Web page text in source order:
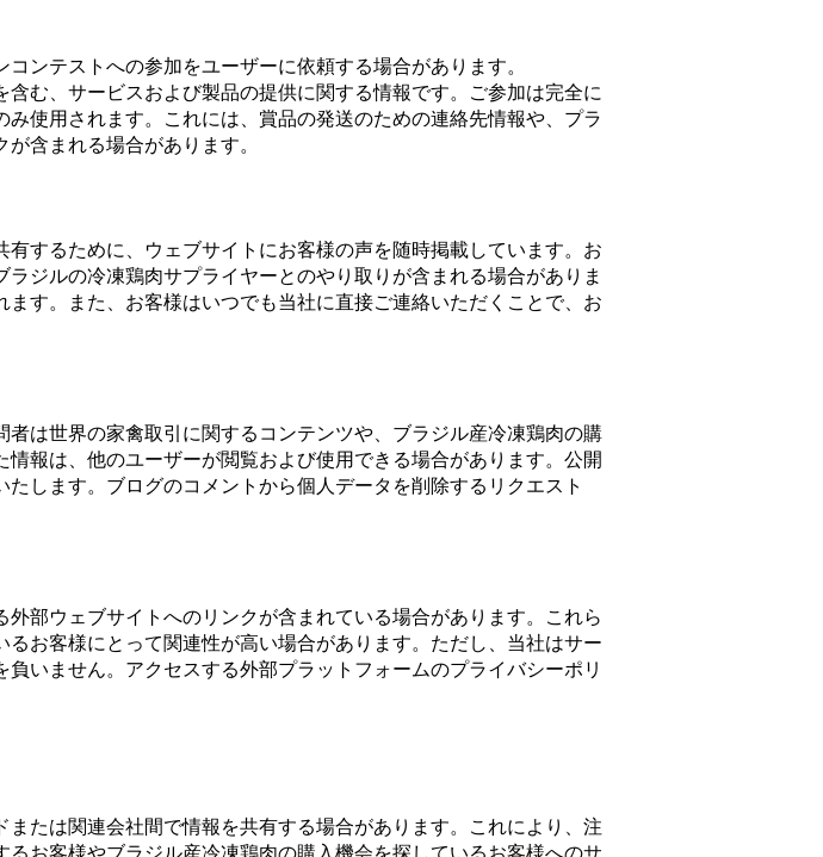
ンテストへの参加をユーザーに依頼する場合があります。
む、サービスおよび製品の提供に関する情報です。ご参加は完全に
使用されます。これには、賞品の発送のための連絡先情報や、プラ
含まれる場合があります。
するために、ウェブサイトにお客様の声を随時掲載しています。お
ジルの冷凍鶏肉サプライヤーとのやり取りが含まれる場合がありま
す。また、お客様はいつでも当社に直接ご連絡いただくことで、お
は世界の家禽取引に関するコンテンツや、ブラジル産冷凍鶏肉の購
報は、他のユーザーが閲覧および使用できる場合があります。公開
します。ブログのコメントから個人データを削除するリクエスト
部ウェブサイトへのリンクが含まれている場合があります。これら
お客様にとって関連性が高い場合があります。ただし、当社はサー
いません。アクセスする外部プラットフォームのプライバシーポリ
たは関連会社間で情報を共有する場合があります。これにより、注